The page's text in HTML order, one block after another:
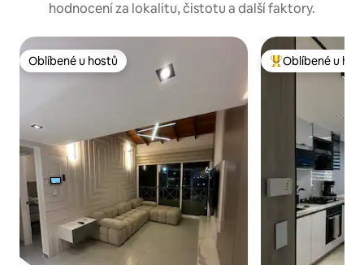
hodnocení za lokalitu, čistotu a další faktory.
Oblíbené u hostů
Oblíbené u hostů Nejlepší v
Oblíbené u